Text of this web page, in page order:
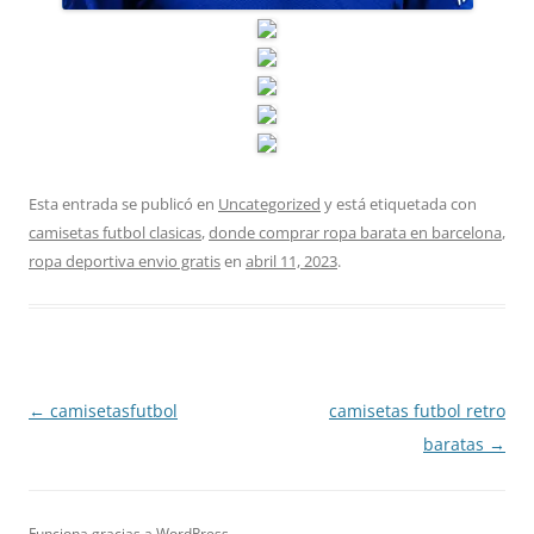
Esta entrada se publicó en Uncategorized y está etiquetada con
camisetas futbol clasicas,donde comprar ropa barata en barcelona,
ropa deportiva envio gratisen abril 11, 2023.
Navegación
← camisetasfutbol
camisetas futbol retro
baratas →